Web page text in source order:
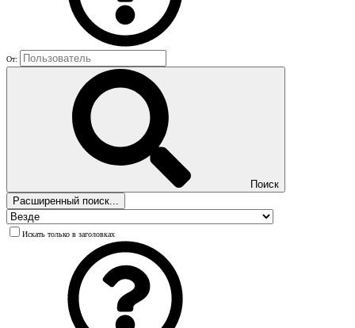
От:
Поиск
Расширенный поиск...
Искать только в заголовках